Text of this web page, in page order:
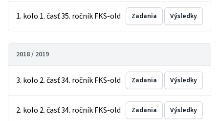
1. kolo 1. časť 35. ročník FKS-old Zadania Výsledky
2018 / 2019
3. kolo 2. časť 34. ročník FKS-old Zadania Výsledky
2. kolo 2. časť 34. ročník FKS-old Zadania Výsledky